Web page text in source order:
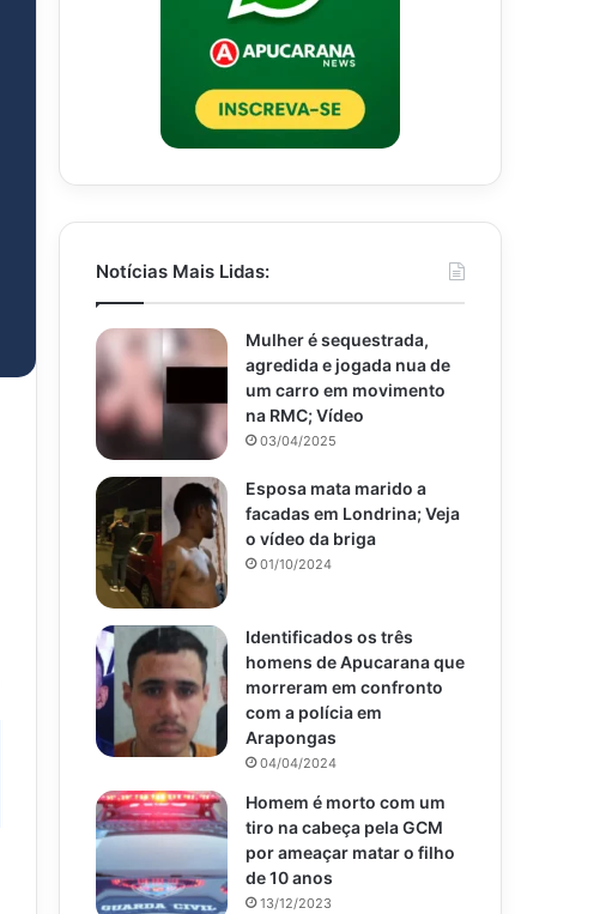
Notícias Mais Lidas:
Mulher é sequestrada,
agredida e jogada nua de
um carro em movimento
na RMC; Vídeo
03/04/2025
Esposa mata marido a
facadas em Londrina; Veja
o vídeo da briga
01/10/2024
Identificados os três
homens de Apucarana que
morreram em confronto
com a polícia em
Arapongas
04/04/2024
Homem é morto com um
tiro na cabeça pela GCM
por ameaçar matar o filho
de 10 anos
13/12/2023